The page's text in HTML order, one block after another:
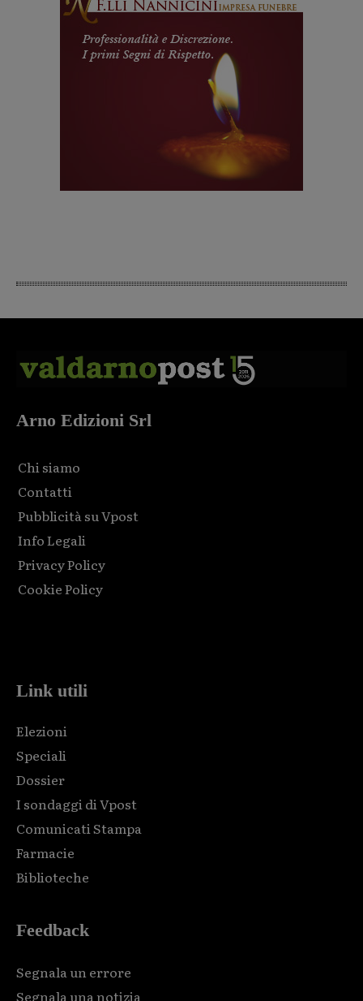
Arno Edizioni Srl
Chi siamo
Contatti
Pubblicità su Vpost
Info Legali
Privacy Policy
Cookie Policy
Link utili
Elezioni
Speciali
Dossier
I sondaggi di Vpost
Comunicati Stampa
Farmacie
Biblioteche
Feedback
Segnala un errore
Segnala una notizia